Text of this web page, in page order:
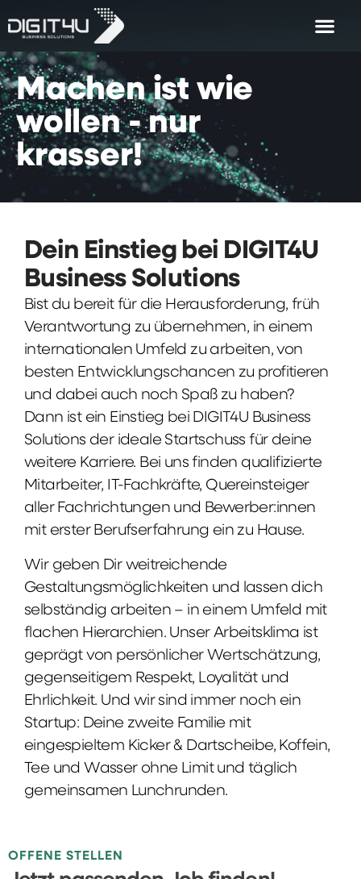
Machen ist wie
wollen - nur
krasser!
Dein Einstieg bei DIGIT4U
Business Solutions
Bist du bereit für die Herausforderung, früh
Verantwortung zu übernehmen, in einem
internationalen Umfeld zu arbeiten, von
besten Entwicklungschancen zu profitieren
und dabei auch noch Spaß zu haben?
Dann ist ein Einstieg bei DIGIT4U Business
Solutions der ideale Startschuss für deine
weitere Karriere. Bei uns finden qualifizierte
Mitarbeiter, IT-Fachkräfte, Quereinsteiger
aller Fachrichtungen und Bewerber:innen
mit erster Berufserfahrung ein zu Hause.
Wir geben Dir weitreichende
Gestaltungsmöglichkeiten und lassen dich
selbständig arbeiten – in einem Umfeld mit
flachen Hierarchien. Unser Arbeitsklima ist
geprägt von persönlicher Wertschätzung,
gegenseitigem Respekt, Loyalität und
Ehrlichkeit. Und wir sind immer noch ein
Startup: Deine zweite Familie mit
eingespieltem Kicker & Dartscheibe, Koffein,
Tee und Wasser ohne Limit und täglich
gemeinsamen Lunchrunden.
OFFENE STELLEN